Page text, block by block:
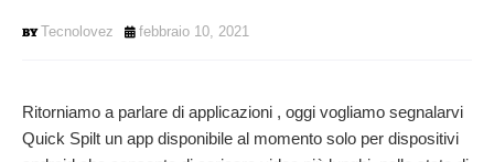
Tecnolovez febbraio 10, 2021
Ritorniamo a parlare di applicazioni , oggi vogliamo segnalarvi
Quick Spilt un app disponibile al momento solo per dispositivi